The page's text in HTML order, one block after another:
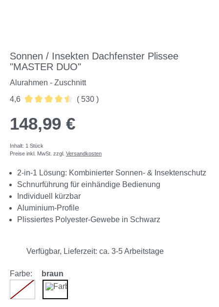
Sonnen / Insekten Dachfenster Plissee
"MASTER DUO"
Alurahmen - Zuschnitt
4,6
( 530 )
148,99 €
Inhalt: 1 Stück
Preise inkl. MwSt. zzgl. Versandkosten
2-in-1 Lösung: Kombinierter Sonnen- & Insektenschutz
Schnurführung für einhändige Bedienung
Individuell kürzbar
Aluminium-Profile
Plissiertes Polyester-Gewebe in Schwarz
Verfügbar, Lieferzeit: ca. 3-5 Arbeitstage
Farbe: braun
weiß
(Diese Option ist zurzeit nicht verfügbar.)